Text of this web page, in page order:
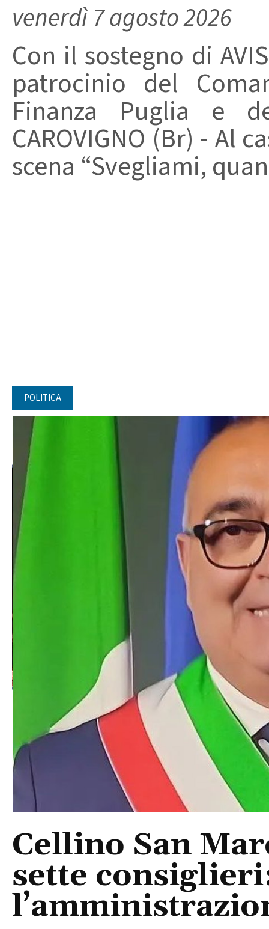
venerdì 7 agosto 2026
Con il sostegno di
patrocinio del
Finanza Puglia e
CAROVIGNO (Br) - Al
scena “Svegliami,
POLITICA
Cellino San
sette